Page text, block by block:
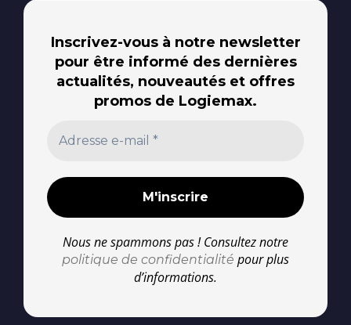
Inscrivez-vous à notre newsletter
pour être informé des dernières
actualités, nouveautés et offres
promos de Logiemax.
Nous ne spammons pas ! Consultez notre
politique de confidentialité pour plus
d’informations.